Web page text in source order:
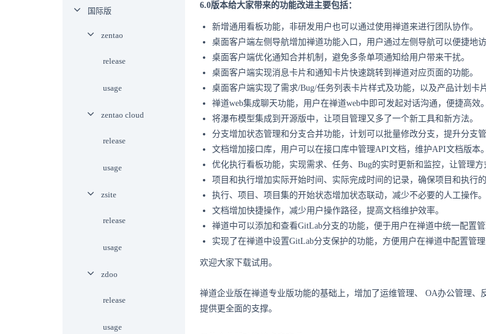
6.0版本给大家带来的功能改进主要包括：
新增通用看板功能，非研发用户也可以通过使用禅道来进行团队协作。
桌面客户端左侧导航增加禅道功能入口，用户通过左侧导航可以便捷地访
桌面客户端优化通知合并机制，避免多条单项通知给用户带来干扰。
桌面客户端实现消息卡片和通知卡片快速跳转到禅道对应页面的功能。
桌面客户端实现了需求/Bug/任务列表卡片样式及功能，以及产品计划卡
禅道web集成聊天功能，用户在禅道web中即可发起对话沟通，便捷高效。
将瀑布模型集成到开源版中，让项目管理又多了一个新工具和新方法。
分支增加状态管理和分支合并功能，计划可以批量修改分支，提升分支管
文档增加接口库，用户可以在接口库中管理API文档，维护API文档版本。
优化执行看板功能，实现需求、任务、Bug的实时更新和监控，让管理方
项目和执行增加实际开始时间、实际完成时间的记录，确保项目和执行
执行、项目、项目集的开始状态增加状态联动，减少不必要的人工操作。
文档增加快捷操作，减少用户操作路径，提高文档维护效率。
禅道中可以添加和查看GitLab分支的功能，便于用户在禅道中统一配置管
实现了在禅道中设置GitLab分支保护的功能，方便用户在禅道中配置管理
欢迎大家下载试用。
禅道企业版在禅道专业版功能的基础上，增加了运维管理、 OA办公管理、
提供更全面的支撑。
国际版
zentao
release
usage
zentao cloud
release
usage
zsite
release
usage
zdoo
release
usage